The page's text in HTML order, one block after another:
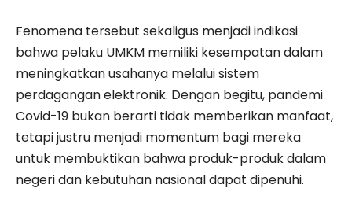
Fenomena tersebut sekaligus menjadi indikasi
bahwa pelaku UMKM memiliki kesempatan dalam
meningkatkan usahanya melalui sistem
perdagangan elektronik. Dengan begitu, pandemi
Covid-19 bukan berarti tidak memberikan manfaat,
tetapi justru menjadi momentum bagi mereka
untuk membuktikan bahwa produk-produk dalam
negeri dan kebutuhan nasional dapat dipenuhi.